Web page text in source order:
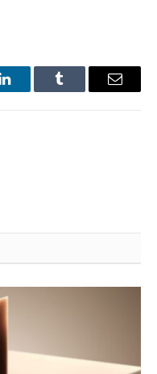
LinkedInTumblr Email